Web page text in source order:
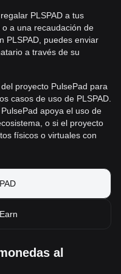
PLSPAD a tus
a una recaudación de
PLSPAD, puedes enviar
a través de su
proyecto PulsePad para
casos de uso de PLSPAD.
apoya el uso de
o si el proyecto
físicos o virtuales con
al